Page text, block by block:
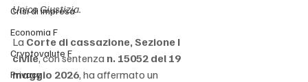
Crisi di impresa
Economia F
Cryptovalute F
Privacy
Unico Giustizia.
La Corte di cassazione, Sezione I
civile, con sentenza n. 15052 del 19
maggio 2026, ha affermato un